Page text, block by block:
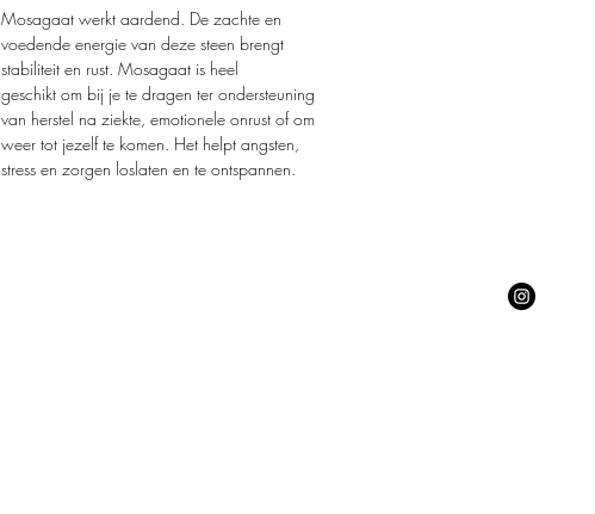
verzameling met 👁️ voor detail en gebruik van
natuurlijke materialen, zoals jullie inmiddels van
ons gewend zijn. Ontdek jouw favoriet(en) en
vind jouw perfecte match tussen Matcha Mood
& Mocha Moments.
Op naar veel warme en knusse momenten
Mosagaat werkt aardend. De zachte en
voedende energie van deze steen brengt
stabiliteit en rust. Mosagaat is heel
geschikt om bij je te dragen ter ondersteuning
van herstel na ziekte, emotionele onrust of om
weer tot jezelf te komen. Het helpt angsten,
stress en zorgen loslaten en te ontspannen.